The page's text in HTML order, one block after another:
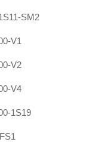
SM2
V1
V2
V4
1S19